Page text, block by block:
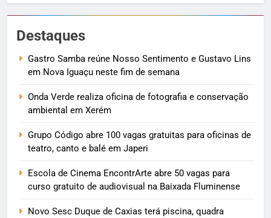
Destaques
Gastro Samba reúne Nosso Sentimento e Gustavo Lins
em Nova Iguaçu neste fim de semana
Onda Verde realiza oficina de fotografia e conservação
ambiental em Xerém
Grupo Código abre 100 vagas gratuitas para oficinas de
teatro, canto e balé em Japeri
Escola de Cinema EncontrArte abre 50 vagas para
curso gratuito de audiovisual na Baixada Fluminense
Novo Sesc Duque de Caxias terá piscina, quadra